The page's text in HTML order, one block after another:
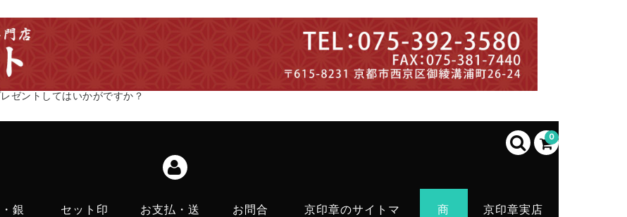
ゼントしてはいかがですか？
0
銀
セット印
お支払・送
お問合
京印章のサイトマ
商
京印章実店